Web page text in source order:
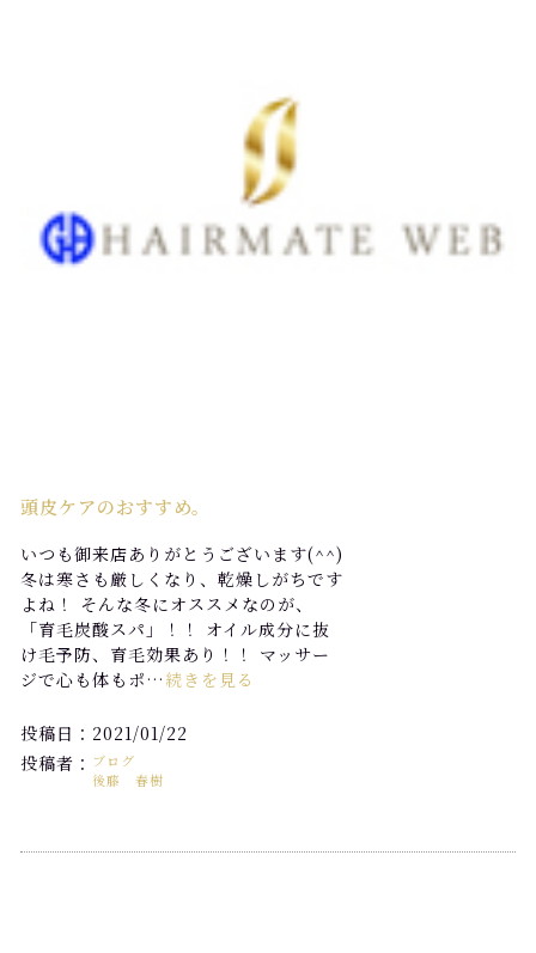
頭皮ケアのおすすめ。
いつも御来店ありがとうございます(^^)
冬は寒さも厳しくなり、乾燥しがちです
よね！ そんな冬にオススメなのが、
「育毛炭酸スパ」！！ オイル成分に抜
け毛予防、育毛効果あり！！ マッサー
ジで心も体もポ… 続きを見る
投稿日：2021/01/22
投稿者： ブログ
後藤 春樹